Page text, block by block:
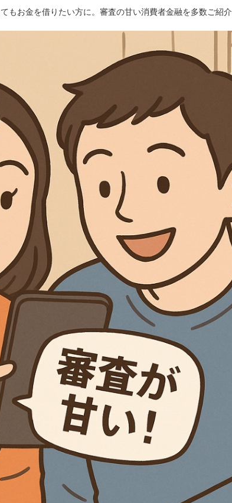
もお金を借りたい方に。審査の甘い消費者金融を多数ご紹介